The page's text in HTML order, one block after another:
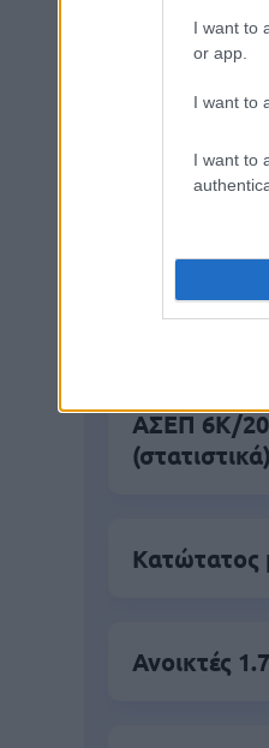
I want to
or app.
I want to
I want to
Βάλε
ΑΣΕΠ 6Κ/
(στατιστικά)
Κατώτατος
Ανοικτές